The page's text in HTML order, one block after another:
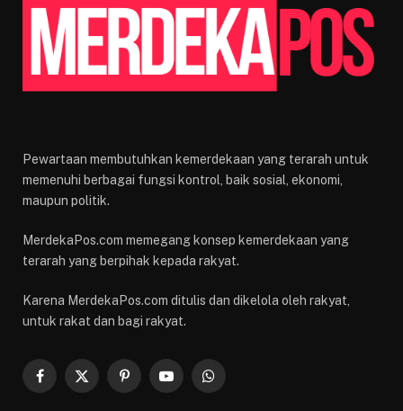
Pewartaan membutuhkan kemerdekaan yang terarah untuk
memenuhi berbagai fungsi kontrol, baik sosial, ekonomi,
maupun politik.
MerdekaPos.com memegang konsep kemerdekaan yang
terarah yang berpihak kepada rakyat.
Karena MerdekaPos.com ditulis dan dikelola oleh rakyat,
untuk rakat dan bagi rakyat.
Facebook
X
PinterestYouTubeWhatsApp